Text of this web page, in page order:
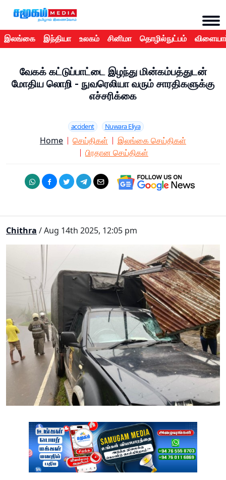
இலங்கை இந்தியா உலகம் சினிமா தொழில்நுட்பம்
வேகக் கட்டுப்பாட்டை இழந்து மின்கம்பத்துடன்
மோதிய லொறி - நுவரெலியா வரும் சாரதிகளுக்கு
எச்சரிக்கை
accident Nuwara Eliya
Home செய்திகள்
இலங்கை செய்திகள்
பிரதான செய்திகள்
Chithra / Aug 14th 2025, 12:05 pm